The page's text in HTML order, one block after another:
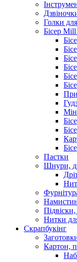
Голки
Бісер
Паєтки
Шнури,
Нитки
Скрапбукінг
Картон,